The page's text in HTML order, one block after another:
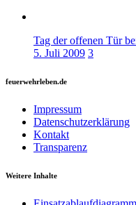
Tag der offenen Tür
5. Juli 2009 3
feuerwehrleben.de
Impressum
Datenschutzerklärung
Kontakt
Transparenz
Weitere Inhalte